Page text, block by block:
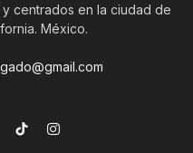
centrados en la ciudad de
México.
TikTokInstagram